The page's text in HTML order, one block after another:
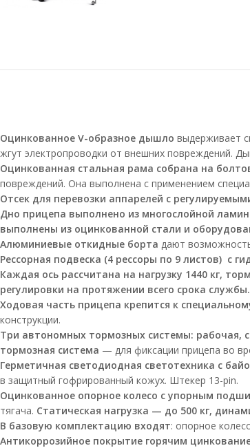
Оцинкованное V-образное дышло выдерживает
жгут электропроводки от внешних повреждений.
Оцинкованная стальная рама собрана на
повреждений. Она выполнена с применением
Отсек для перевозки аппарелей с
Дно прицепа выполнено из многослойной
выполнены из оцинкованной стали и
Алюминиевые откидные борта дают
Рессорная подвеска (4 рессоры по 9 листов) с
Каждая ось рассчитана на нагрузку 1440 кг,
регулировки на протяжении всего срока службы.
Ходовая часть прицепа крепится к
конструкции.
Три автономных тормозных системы: рабочая,
тормозная система — для фиксации прицепа во
Герметичная светодиодная светотехника с
в защитный гофрированный кожух. Штекер 13-pin.
Оцинкованное опорное колесо с упорным
тягача. Статическая нагрузка — до 500 кг,
В базовую комплектацию входят: опорное
Антикоррозийное покрытие горячим